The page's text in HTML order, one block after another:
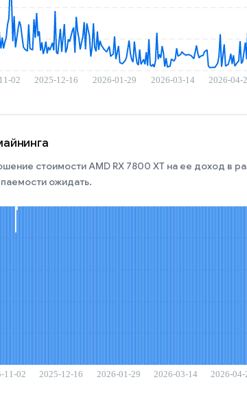
стоимости AMD RX 7800 XT на ее доход в
ожидать.